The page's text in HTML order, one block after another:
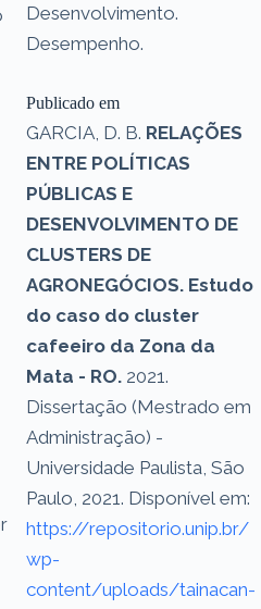
Desenvolvimento.
Desempenho.
Publicado em
GARCIA, D. B. RELAÇÕES
ENTRE POLÍTICAS
PÚBLICAS E
DESENVOLVIMENTO DE
CLUSTERS DE
AGRONEGÓCIOS. Estudo
do caso do cluster
cafeeiro da Zona da
Mata - RO. 2021.
Dissertação (Mestrado em
Administração) -
Universidade Paulista, São
Paulo, 2021. Disponível em:
https://repositorio.unip.br/
wp-
content/uploads/tainacan-